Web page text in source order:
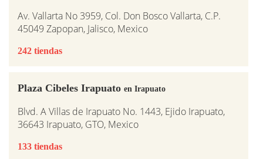
Av. Vallarta No 3959, Col. Don Bosco Vallarta, C.P.
45049 Zapopan, Jalisco, Mexico
242 tiendas
Plaza Cibeles Irapuato en Irapuato
Blvd. A Villas de Irapuato No. 1443, Ejido Irapuato,
36643 Irapuato, GTO, Mexico
133 tiendas